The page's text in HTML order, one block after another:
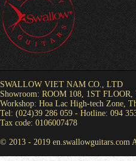
lê nhật Minh
em muốn mua
Hoàng Ngọc
Cửa hàng cho
chuyển đến tận
Xuân)
Trần Đức Chính
Cho mình xin
SWALLOW VIET NAM CO., LTD
Showroom: ROOM 108, 1ST
Workshop: Hoa Lac High-tech Zone,
Tel: (024)39 286 059 - Hotline: 094
Tax code: 0106007478
© 2013 - 2019 en.swallowguitars.com